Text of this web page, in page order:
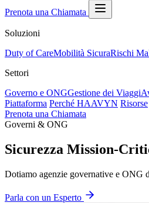
Prenota una Chiamata
Soluzioni
Duty of CareMobilità SicuraRischi
Settori
Governo e ONGGestione dei Viaggi
Piattaforma Perché HAAVYN Risorse
Prenota una Chiamata
Governi & ONG
Sicurezza Mission-
Dotiamo agenzie governative e ONG
Parla con un Esperto